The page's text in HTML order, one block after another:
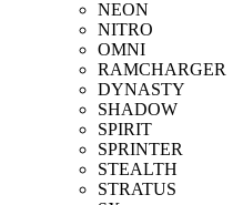
NEON
NITRO
OMNI
RAMCHARGER
DYNASTY
SHADOW
SPIRIT
SPRINTER
STEALTH
STRATUS